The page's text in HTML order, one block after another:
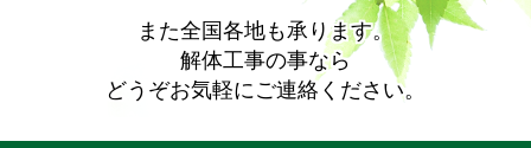
また全国各地も承ります。
解体工事の事なら
どうぞお気軽にご連絡ください。